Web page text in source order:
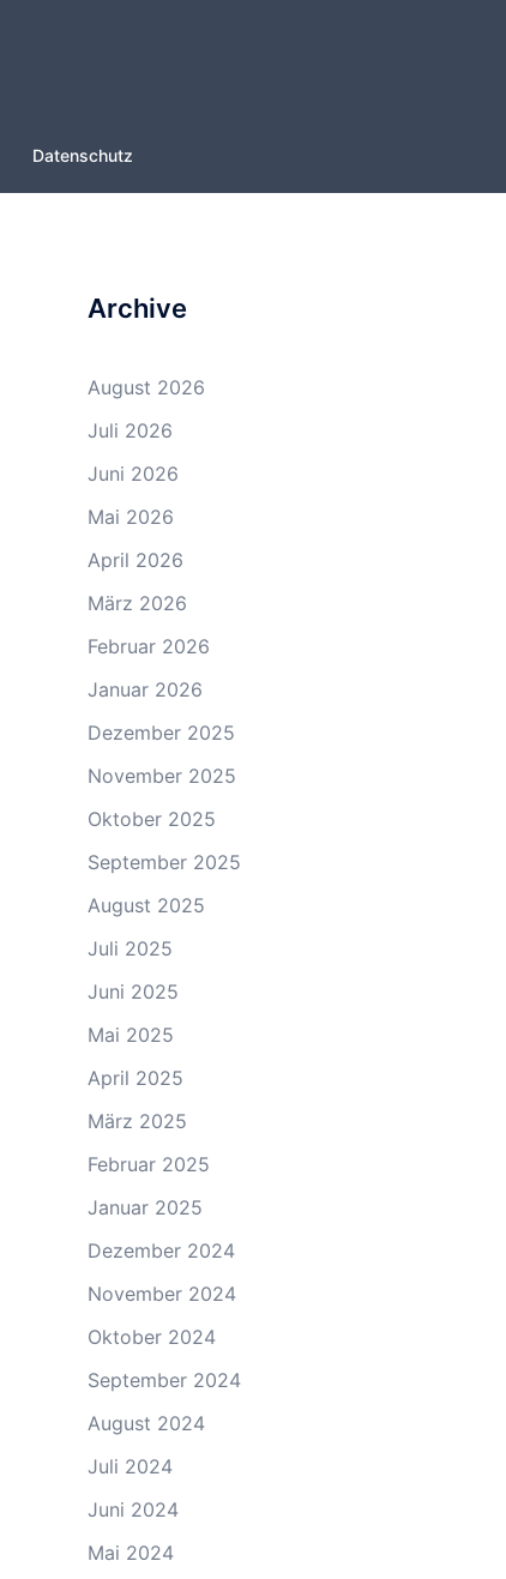
Datenschutz
Archive
August 2026
Juli 2026
Juni 2026
Mai 2026
April 2026
März 2026
Februar 2026
Januar 2026
Dezember 2025
November 2025
Oktober 2025
September 2025
August 2025
Juli 2025
Juni 2025
Mai 2025
April 2025
März 2025
Februar 2025
Januar 2025
Dezember 2024
November 2024
Oktober 2024
September 2024
August 2024
Juli 2024
Juni 2024
Mai 2024